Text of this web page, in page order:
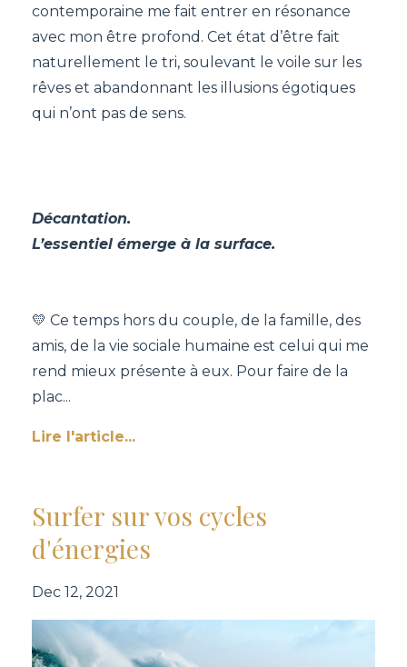
contemporaine me fait entrer en résonance
avec mon être profond. Cet état d’être fait
naturellement le tri, soulevant le voile sur les
rêves et abandonnant les illusions égotiques
qui n’ont pas de sens.
Décantation.
L’essentiel émerge à la surface.
💛 Ce temps hors du couple, de la famille, des
amis, de la vie sociale humaine est celui qui me
rend mieux présente à eux. Pour faire de la
plac...
Lire l'article...
Surfer sur vos cycles
d'énergies
Dec 12, 2021